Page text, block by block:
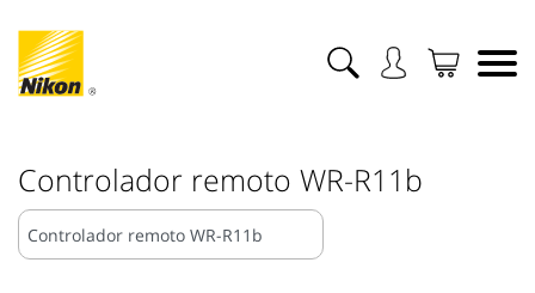
Controlador remoto WR-R11b